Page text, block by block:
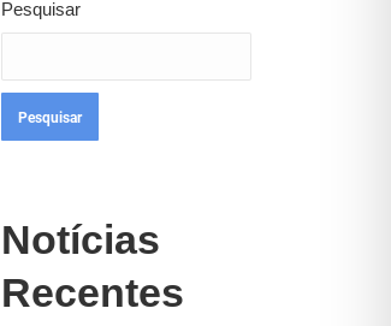
Pesquisar
Pesquisar
Notícias
Recentes